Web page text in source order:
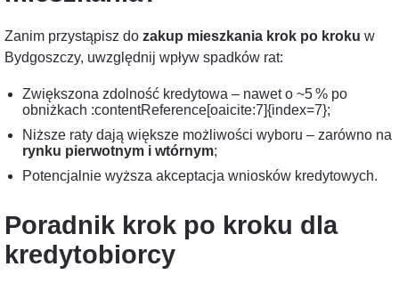
Zanim przystąpisz do zakup mieszkania krok po kroku w
Bydgoszczy, uwzględnij wpływ spadków rat:
Zwiększona zdolność kredytowa – nawet o ~5 % po
obniżkach :contentReference[oaicite:7]{index=7};
Niższe raty dają większe możliwości wyboru – zarówno na
rynku pierwotnym i wtórnym;
Potencjalnie wyższa akceptacja wniosków kredytowych.
Poradnik krok po kroku dla
kredytobiorcy